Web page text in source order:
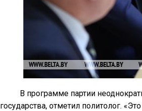
В программе партии
государства, отметил политолог.